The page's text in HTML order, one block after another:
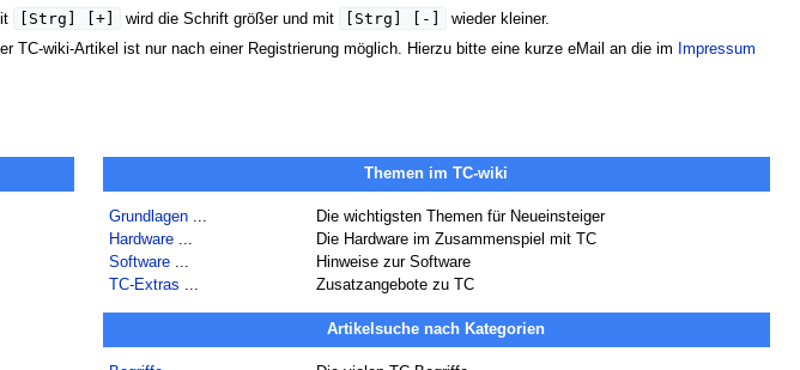
[Strg] [+] wird die Schrift größer und mit [Strg] [-]
wieder kleiner.
TC-wiki-Artikel ist nur nach einer Registrierung möglich. Hierzu bitte eine kurze eMail an die im
Impressum
Themen im TC-wiki
Grundlagen...
Hardware...
Software...
TC-Extras ...
Die wichtigsten Themen für Neueinsteiger
Die Hardware im Zusammenspiel mit TC
Hinweise zur Software
Zusatzangebote zu TC
Artikelsuche nach Kategorien